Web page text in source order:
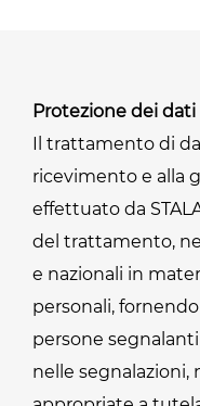
Protezione dei
Il trattamento di
ricevimento e alla
effettuato da
del trattamento,
e nazionali in
personali,
persone
nelle